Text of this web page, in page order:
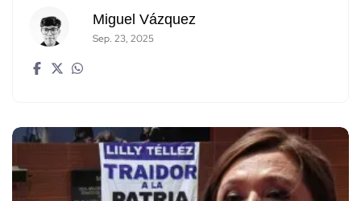
Miguel Vázquez
Sep. 23, 2025